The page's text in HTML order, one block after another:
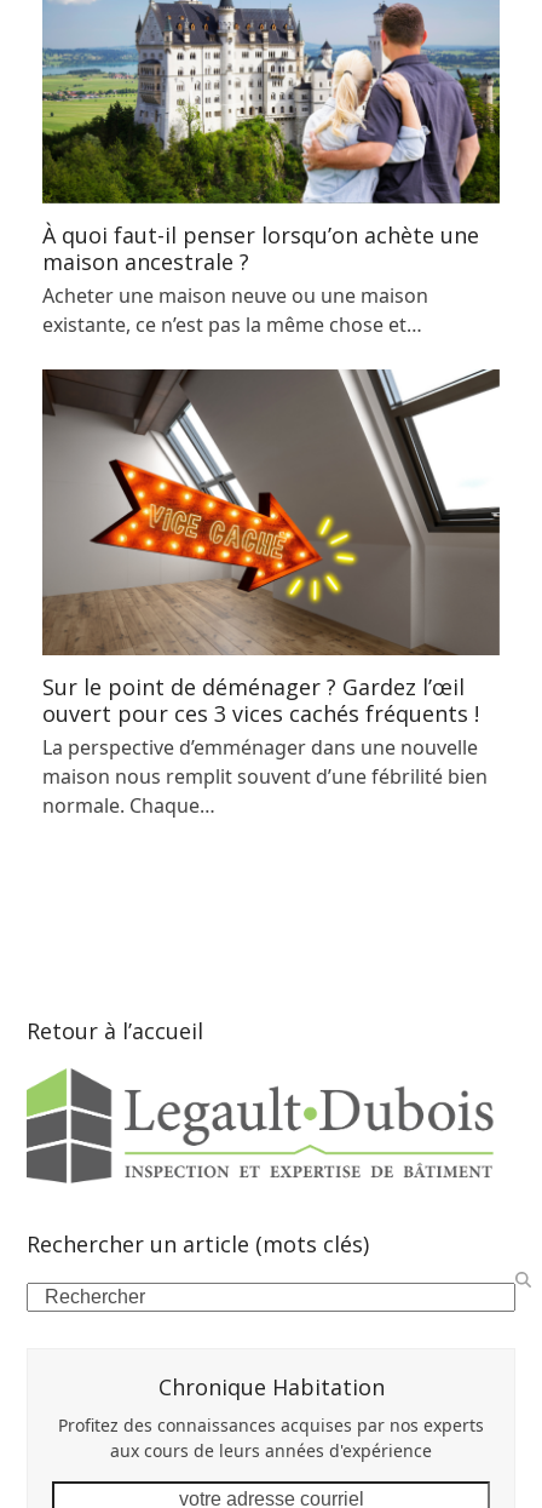
À quoi faut-il penser lorsqu’on achète une
maison ancestrale ?
Acheter une maison neuve ou une maison
existante, ce n’est pas la même chose et…
Sur le point de déménager ? Gardez l’œil
ouvert pour ces 3 vices cachés fréquents !
La perspective d’emménager dans une nouvelle
maison nous remplit souvent d’une fébrilité bien
normale. Chaque…
Retour à l’accueil
Rechercher un article (mots clés)
Search
Chronique Habitation
Profitez des connaissances acquises par nos experts
aux cours de leurs années d'expérience